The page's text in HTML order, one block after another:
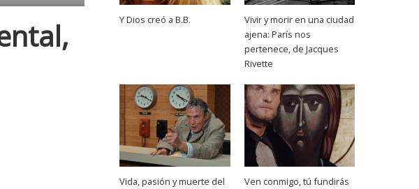
Y Dios creó a B.B.
Vivir y morir en una ciudad
ajena: París nos
pertenece, de Jacques
Rivette
Vida, pasión y muerte del
Ven conmigo, tú fundirás